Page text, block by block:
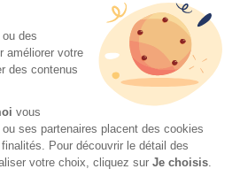
des
améliorer votre
des contenus
vous
ses partenaires placent des cookies
Pour découvrir le détail des
votre choix, cliquez sur Je choisis